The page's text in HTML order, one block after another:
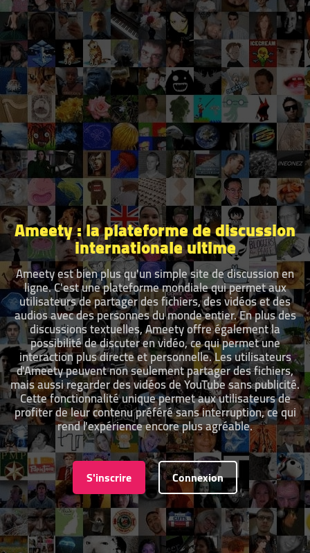
Ameety : la plateforme de discussion
internationale ultime
Ameety est bien plus qu'un simple site de discussion en
ligne. C'est une plateforme mondiale qui permet aux
utilisateurs de partager des fichiers, des vidéos et des
audios avec des personnes du monde entier. En plus des
discussions textuelles, Ameety offre également la
possibilité de discuter en vidéo, ce qui permet une
interaction plus directe et personnelle. Les utilisateurs
d'Ameety peuvent non seulement partager des fichiers,
mais aussi regarder des vidéos de YouTube sans publicité.
Cette fonctionnalité unique permet aux utilisateurs de
profiter de leur contenu préféré sans interruption, ce qui
rend l'expérience encore plus agréable.
S'inscrire Connexion